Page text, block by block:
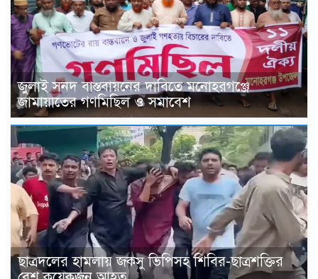
জুলাই সনদ বাস্তবায়নের দাবিতে মনোহরগঞ্জে
জামায়াতের গণমিছিল ও সমাবেশ
ছাত্রদলের হামলায় জকসু ভিপিসহ শিবির-ছাত্রশক্তির